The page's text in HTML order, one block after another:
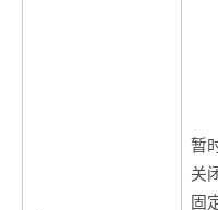
暂
关
固